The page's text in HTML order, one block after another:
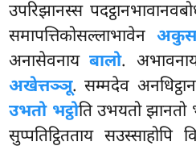
उपरिझानस्स
समापत्तिकोसल्लाभावेन
अनासेवनायबालो.
अखेत्तञ्ञू. सम्मदेव
उभतो भट्ठोति उभयतो झानतो
सुप्पतिट्ठितताय